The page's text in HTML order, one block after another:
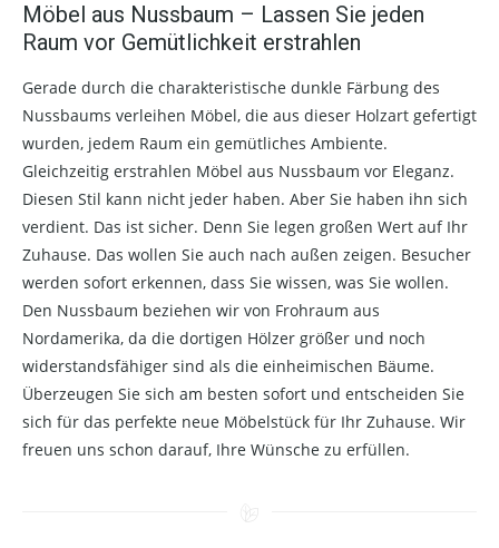
Möbel aus Nussbaum – Lassen Sie jeden
Raum vor Gemütlichkeit erstrahlen
Gerade durch die charakteristische dunkle Färbung des
Nussbaums verleihen Möbel, die aus dieser Holzart gefertigt
wurden, jedem Raum ein gemütliches Ambiente.
Gleichzeitig erstrahlen Möbel aus Nussbaum vor Eleganz.
Diesen Stil kann nicht jeder haben. Aber Sie haben ihn sich
verdient. Das ist sicher. Denn Sie legen großen Wert auf Ihr
Zuhause. Das wollen Sie auch nach außen zeigen. Besucher
werden sofort erkennen, dass Sie wissen, was Sie wollen.
Den Nussbaum beziehen wir von Frohraum aus
Nordamerika, da die dortigen Hölzer größer und noch
widerstandsfähiger sind als die einheimischen Bäume.
Überzeugen Sie sich am besten sofort und entscheiden Sie
sich für das perfekte neue Möbelstück für Ihr Zuhause. Wir
freuen uns schon darauf, Ihre Wünsche zu erfüllen.